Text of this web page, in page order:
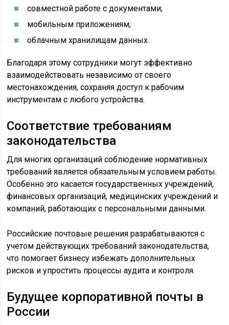
совместной работе с документами;
мобильным приложениям;
облачным хранилищам данных.
Благодаря этому сотрудники могут эффективно
взаимодействовать независимо от своего
местонахождения, сохраняя доступ к рабочим
инструментам с любого устройства.
Соответствие требованиям
законодательства
Для многих организаций соблюдение нормативных
требований является обязательным условием работы.
Особенно это касается государственных учреждений,
финансовых организаций, медицинских учреждений и
компаний, работающих с персональными данными.
Российские почтовые решения разрабатываются с
учетом действующих требований законодательства,
что помогает бизнесу избежать дополнительных
рисков и упростить процессы аудита и контроля.
Будущее корпоративной почты в
России